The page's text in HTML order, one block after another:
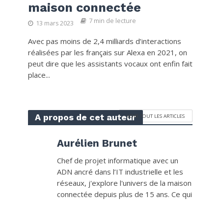
maison connectée
13 mars 2023 7 min de lecture
Avec pas moins de 2,4 milliards d’interactions
réalisées par les français sur Alexa en 2021, on
peut dire que les assistants vocaux ont enfin fait
place...
A propos de cet auteurVOIR TOUT LES ARTICLES
Aurélien Brunet
Chef de projet informatique avec un
ADN ancré dans l’IT industrielle et les
réseaux, j'explore l'univers de la maison
connectée depuis plus de 15 ans. Ce qui